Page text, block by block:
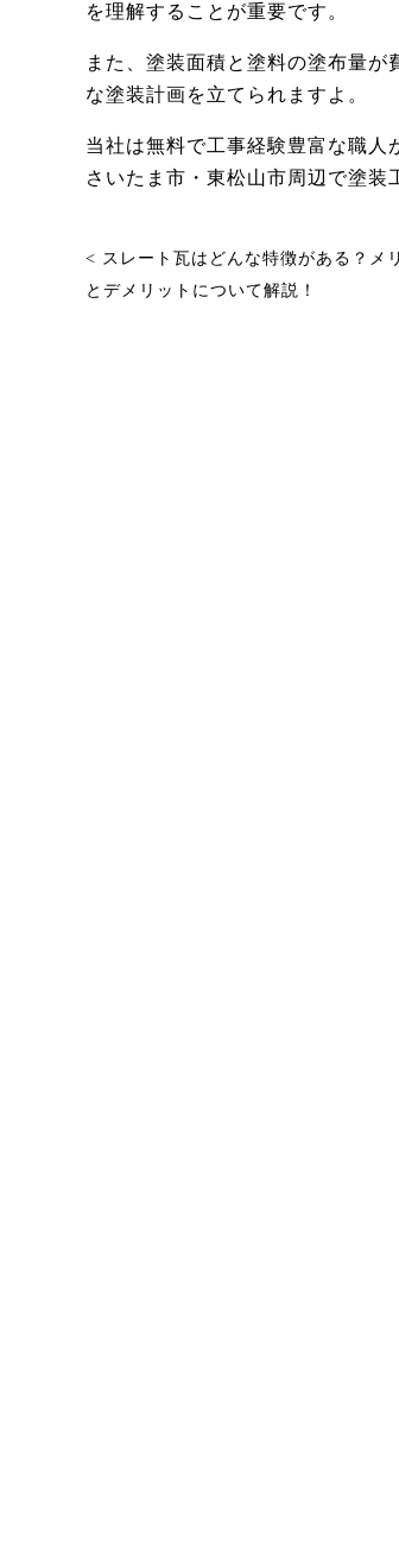
を理解することが重要です。
また、塗装面積と塗料の塗布量
な塗装計画を立てられますよ。
当社は無料で工事経験豊富な職人
さいたま市・東松山市周辺で塗装
< スレート瓦はどんな特徴がある？メ
とデメリットについて解説！